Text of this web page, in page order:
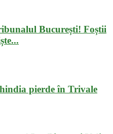
București! Foștii
pierde în Trivale